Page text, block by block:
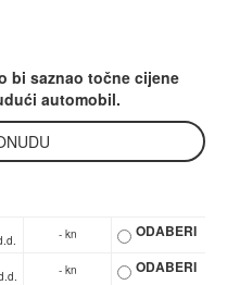
bi saznao točne cijene
automobil.
- kn ODABERI
- kn ODABERI